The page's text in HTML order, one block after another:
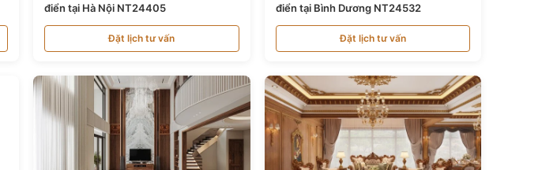
điển tại Hà Nội NT24405
Đặt lịch tư vấn
điển tại Bình Dương NT24532
Đặt lịch tư vấn